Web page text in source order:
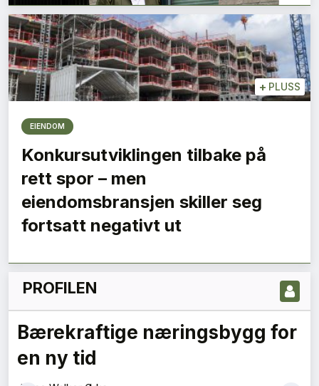
LES NYESTE UTGIVELSE HER
+ PLUSS
EIENDOM
Konkursutviklingen tilbake på
rett spor – men
eiendomsbransjen skiller seg
fortsatt negativt ut
PROFILEN